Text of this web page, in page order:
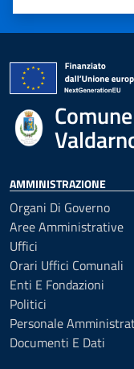
Valuta
Valuta 3
Valuta 2 stelle
Valuta 1 stelle su 5
AMMINISTRAZIONE
Organi Di Governo
Aree Amministrative
Uffici
Orari Uffici Comunali
Enti E Fondazioni
Politici
Personale
Documenti E Dati